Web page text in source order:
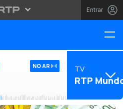
Entrar
NO AR TV
RTP